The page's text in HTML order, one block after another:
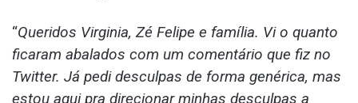
“Queridos Virginia, Zé Felipe e família. Vi o quanto
ficaram abalados com um comentário que fiz no
Twitter. Já pedi desculpas de forma genérica, mas
estou aqui pra direcionar minhas desculpas a